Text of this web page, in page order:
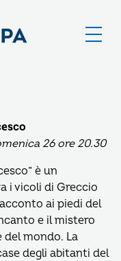
26 ore 20.30
è un
i vicoli di Greccio
ai piedi del
e il mistero
del mondo. La
degli abitanti del